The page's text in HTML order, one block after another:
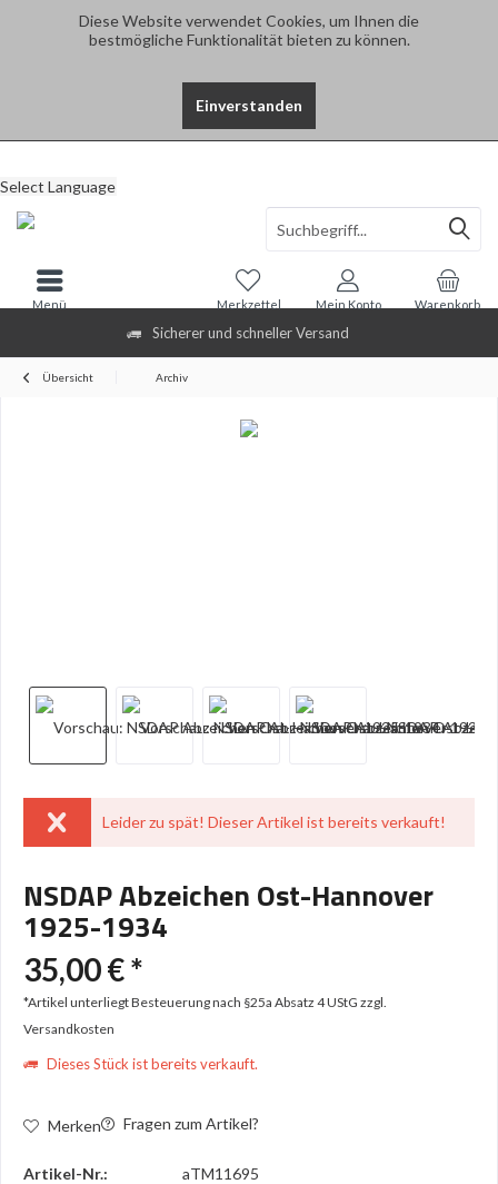
Diese Website verwendet Cookies, um Ihnen die
bestmögliche Funktionalität bieten zu können.
Einverstanden
Sicherer und schneller Versand
Select Language
Warenkorb
Merkzettel Mein Konto
Menü
Übersicht Archiv
Leider zu spät! Dieser Artikel ist bereits verkauft!
NSDAP Abzeichen Ost-Hannover
1925-1934
35,00 € *
*Artikel unterliegt Besteuerung nach §25a Absatz 4 UStG zzgl.
Versandkosten
Dieses Stück ist bereits verkauft.
Merken Fragen zum Artikel?
Artikel-Nr.: aTM11695